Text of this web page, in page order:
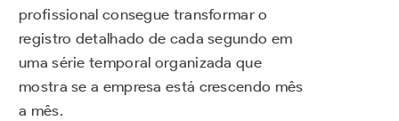
profissional consegue transformar o
registro detalhado de cada segundo em
uma série temporal organizada que
mostra se a empresa está crescendo mês
a mês.